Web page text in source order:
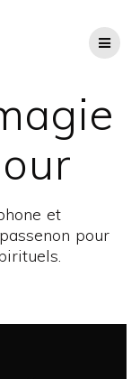
et
pour